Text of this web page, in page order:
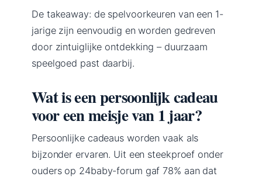
De takeaway: de spelvoorkeuren van een 1-
jarige zijn eenvoudig en worden gedreven
door zintuiglijke ontdekking – duurzaam
speelgoed past daarbij.
Wat is een persoonlijk cadeau
voor een meisje van 1 jaar?
Persoonlijke cadeaus worden vaak als
bijzonder ervaren. Uit een steekproef onder
ouders op 24baby-forum gaf 78% aan dat